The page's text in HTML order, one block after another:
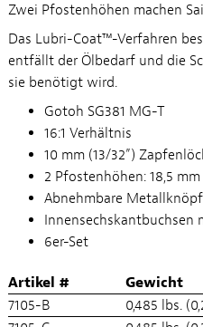
Zwei Pfostenhöhen machen
Das Lubri-Coat™-Verfahren
entfällt der Ölbedarf und die
sie benötigt wird.
Gotoh SG381 MG-T
16:1 Verhältnis
10 mm (13/32”)
2 Pfostenhöhen: 18,5
Abnehmbare
6er-Set
Artikel #
Gewicht
7105-B
0,485 lbs.